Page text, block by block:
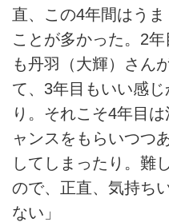
直、この4年間はう
ことが多かった。2
も丹羽（大輝）さん
て、3年目もいい感
り。それこそ4年目
ャンスをもらいつつ
してしまったり。難
ので、正直、気持ち
ない」